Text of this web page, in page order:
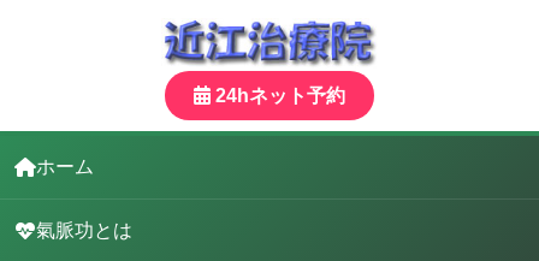
24hネット予約
ホーム
氣脈功とは